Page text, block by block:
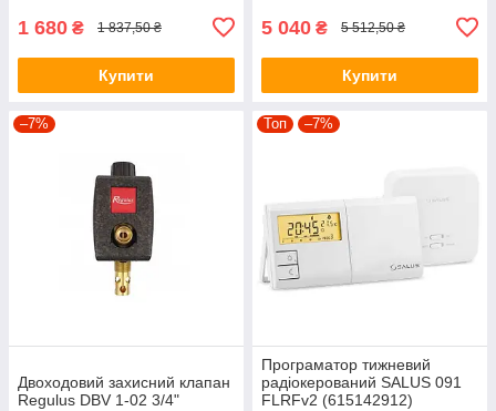
1 680 ₴ 1 837,50 ₴
Купити
5 040 ₴ 5 512,50 ₴
Купити
–7%
Двоходовий захисний клапан
Regulus DBV 1-02 3/4"
Топ –7%
Програматор тижневий
радіокерований SALUS 091
FLRFv2 (615142912)